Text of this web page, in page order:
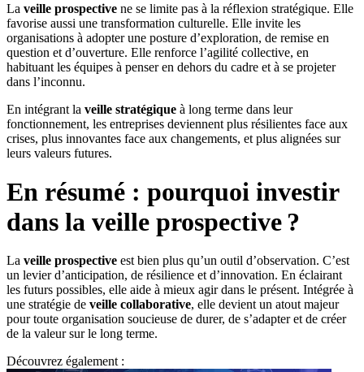
La veille prospective ne se limite pas à la réflexion stratégique. Elle
favorise aussi une transformation culturelle. Elle invite les
organisations à adopter une posture d’exploration, de remise en
question et d’ouverture. Elle renforce l’agilité collective, en
habituant les équipes à penser en dehors du cadre et à se projeter
dans l’inconnu.
En intégrant la veille stratégique à long terme dans leur
fonctionnement, les entreprises deviennent plus résilientes face aux
crises, plus innovantes face aux changements, et plus alignées sur
leurs valeurs futures.
En résumé : pourquoi investir
dans la veille prospective ?
La veille prospective est bien plus qu’un outil d’observation. C’est
un levier d’anticipation, de résilience et d’innovation. En éclairant
les futurs possibles, elle aide à mieux agir dans le présent. Intégrée à
une stratégie de veille collaborative, elle devient un atout majeur
pour toute organisation soucieuse de durer, de s’adapter et de créer
de la valeur sur le long terme.
Découvrez également :